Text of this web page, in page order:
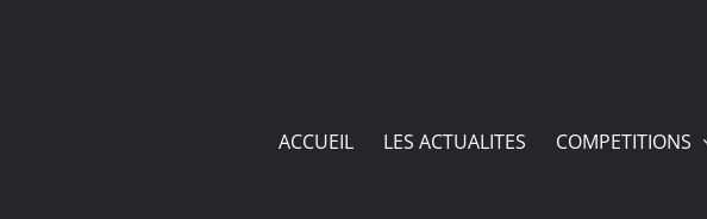
ACCUEIL LES ACTUALITES COMPETITIONS